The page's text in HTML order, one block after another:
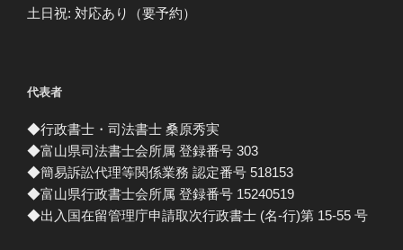
土日祝: 対応あり（要予約）
代表者
◆行政書士・司法書士 桑原秀実
◆富山県司法書士会所属 登録番号 303
◆簡易訴訟代理等関係業務 認定番号 518153
◆富山県行政書士会所属 登録番号 15240519
◆出入国在留管理庁申請取次行政書士 (名-行)第 15-55 号